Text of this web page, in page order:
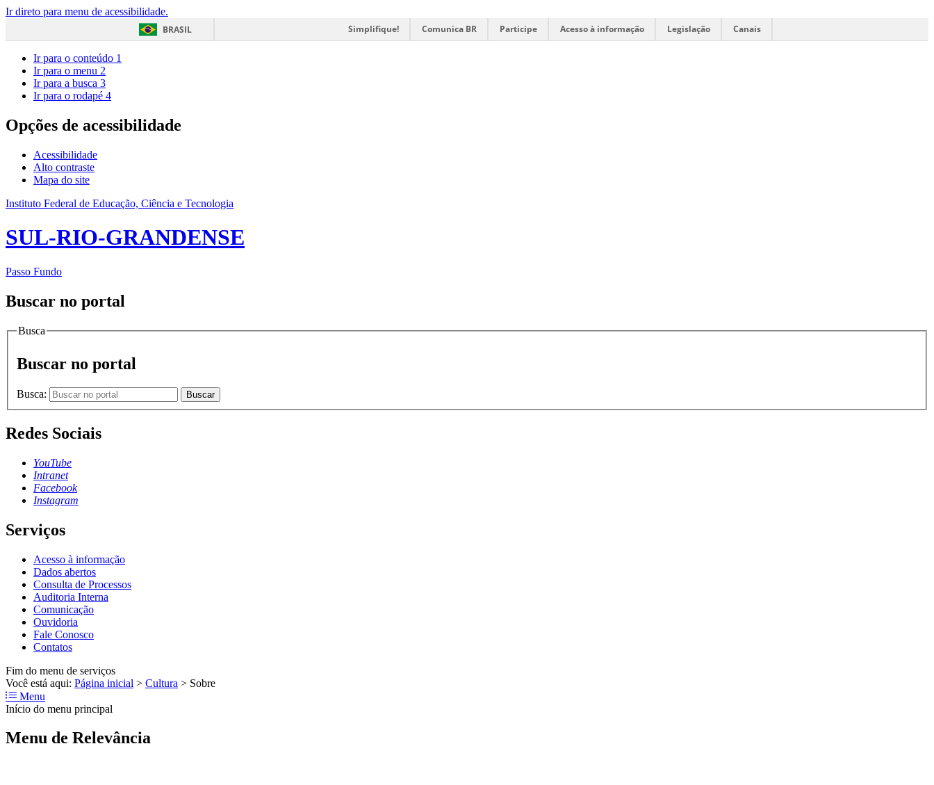
Ir direto para menu de acessibilidade.
BRASIL
Simplifique! Comunica BR Participe Acesso à informação Legislação Canais
Ir para o conteúdo 1
Ir para o menu 2
Ir para a busca 3
Ir para o rodapé 4
Opções de acessibilidade
Acessibilidade
Alto contraste
Mapa do site
Instituto Federal de Educação, Ciência e Tecnologia
SUL-RIO-GRANDENSE
Passo Fundo
Buscar no portal
Busca
Buscar no portal
Busca: Buscar
Redes Sociais
YouTube
Intranet
Facebook
Instagram
Serviços
Acesso à informação
Dados abertos
Consulta de Processos
Auditoria Interna
Comunicação
Ouvidoria
Fale Conosco
Contatos
Fim do menu de serviços
Você está aqui: Página inicial > Cultura > Sobre
Menu
Início do menu principal
Menu de Relevância